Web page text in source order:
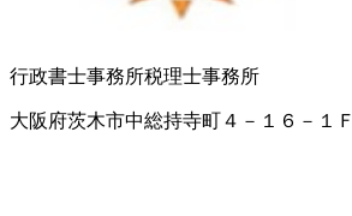
行政書士事務所税理士事務所
大阪府茨木市中総持寺町４－１６－１Ｆ